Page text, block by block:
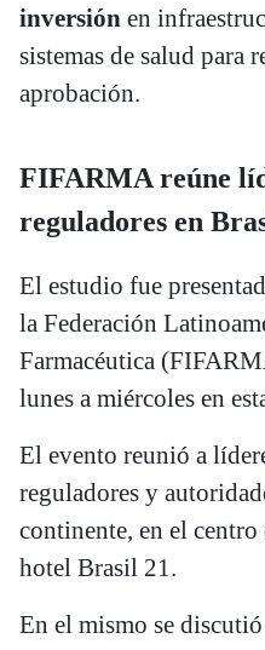
inversión en
sistemas de salud para
aprobación.
FIFARMA reúne
reguladores en
El estudio fue
la Federación
Farmacéutica
lunes a miércoles en
El evento reunió a
reguladores y
continente, en el
hotel Brasil 21.
En el mismo se